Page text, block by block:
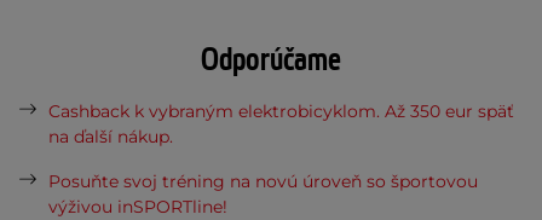
Odporúčame
Cashback k vybraným elektrobicyklom. Až 350 eur späť
na ďalší nákup.
Posuňte svoj tréning na novú úroveň so športovou
výživou inSPORTline!